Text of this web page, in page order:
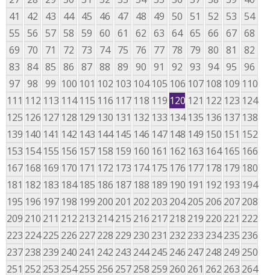
41
42 43 44 45 46 47 48 49 50 51 52 53 54
55 56 57 58 59 60 61 62 63 64 65 66 67 68
69
70 71 72 73 74 75 76 77 78 79 80 81
82
83 84 85 86 87 88 89 90 91 92 93 94 95 96
97 98 99 100 101 102 103 104 105 106 107 108 109 110
111 112 113 114 115 116 117 118 119 120 121 122 123 124
125 126 127 128 129 130 131 132 133 134 135 136 137 138
139 140 141 142 143 144 145 146 147 148 149 150 151 152
153 154 155 156 157 158 159 160 161 162 163 164 165 166
167 168 169 170 171 172 173 174 175 176 177 178 179 180
181 182 183 184 185 186 187 188 189 190 191 192 193 194
195 196 197 198 199 200 201 202 203 204205 206 207208
209 210 211 212 213 214215 216 217218 219 220 221 222
223 224225 226 227228 229 230 231 232 233 234235 236
237238 239 240 241 242 243 244245 246 247248 249 250
251 252 253 254255 256 257258 259 260 261 262 263 264